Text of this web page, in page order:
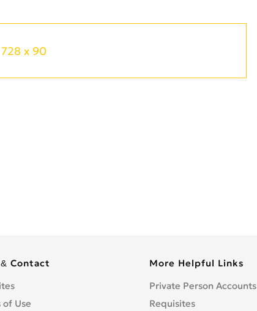
728 x 90
Contact
of Use
More Helpful Links
Private Person Accounts
Requisites